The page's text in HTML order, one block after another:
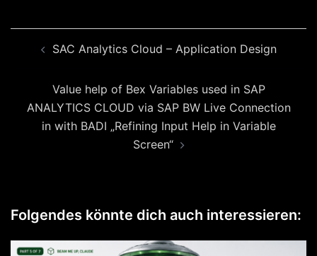
SAC Analytics Cloud – Application Design
Value help of Bex Variables used in SAP
ANALYTICS CLOUD via SAP BW Live Connection
in with BADI „Refining Input Help in Variable
Screen“
Folgendes könnte dich auch interessieren: